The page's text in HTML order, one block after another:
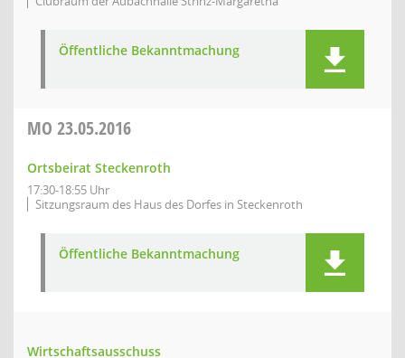
Öffentliche Bekanntmachung
MO 23.05.2016
Ortsbeirat Steckenroth
17:30-18:55 Uhr
Sitzungsraum des Haus des Dorfes in Steckenroth
Öffentliche Bekanntmachung
Wirtschaftsausschuss